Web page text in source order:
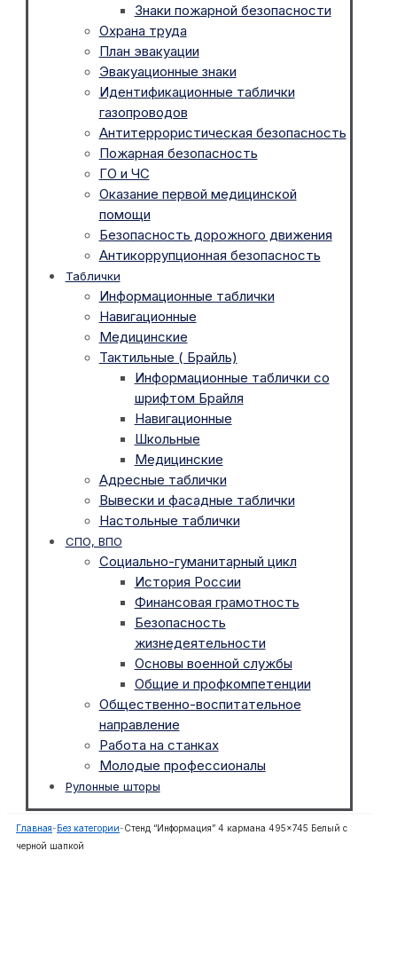
Знаки пожарной безопасности
Охрана труда
План эвакуации
Эвакуационные знаки
Идентификационные таблички
газопроводов
Антитеррористическая безопасность
Пожарная безопасность
ГО и ЧС
Оказание первой медицинской
помощи
Безопасность дорожного движения
Антикоррупционная безопасность
Таблички
Информационные таблички
Навигационные
Медицинские
Тактильные ( Брайль)
Информационные таблички со
шрифтом Брайля
Навигационные
Школьные
Медицинские
Адресные таблички
Вывески и фасадные таблички
Настольные таблички
СПО, ВПО
Социально-гуманитарный цикл
История России
Финансовая грамотность
Безопасность
жизнедеятельности
Основы военной службы
Общие и профкомпетенции
Общественно-воспитательное
направление
Работа на станках
Молодые профессионалы
Рулонные шторы
Главная- Без категории-Стенд “Информация” 4 кармана 495×745 Белый с
черной шапкой